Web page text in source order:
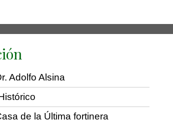
Adolfo Alsina
de la Última fortinera